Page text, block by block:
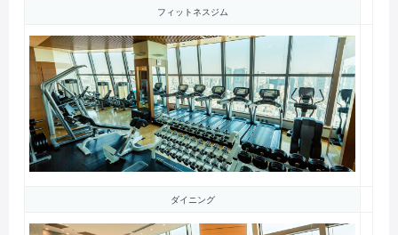
フィットネスジム
ダイニング